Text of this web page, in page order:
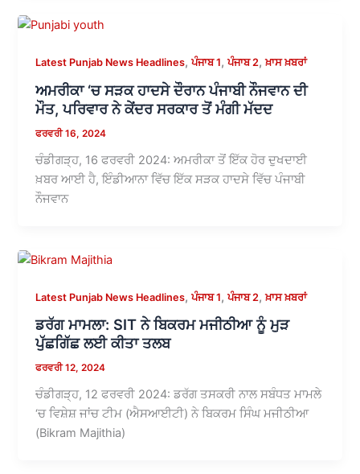
Latest Punjab News Headlines,ਪੰਜਾਬ 1,ਪੰਜਾਬ 2,ਖ਼ਾਸ ਖ਼ਬਰਾਂ
ਅਮਰੀਕਾ ‘ਚ ਸੜਕ ਹਾਦਸੇ ਦੌਰਾਨ ਪੰਜਾਬੀ ਨੌਜਵਾਨ ਦੀ
ਮੌਤ, ਪਰਿਵਾਰ ਨੇ ਕੇਂਦਰ ਸਰਕਾਰ ਤੋਂ ਮੰਗੀ ਮੱਦਦ
ਫਰਵਰੀ 16, 2024
ਚੰਡੀਗੜ੍ਹ, 16 ਫਰਵਰੀ 2024: ਅਮਰੀਕਾ ਤੋਂ ਇੱਕ ਹੋਰ ਦੁਖਦਾਈ
ਖ਼ਬਰ ਆਈ ਹੈ, ਇੰਡੀਆਨਾ ਵਿੱਚ ਇੱਕ ਸੜਕ ਹਾਦਸੇ ਵਿੱਚ ਪੰਜਾਬੀ
ਨੌਜਵਾਨ
Latest Punjab News Headlines,ਪੰਜਾਬ 1,ਪੰਜਾਬ 2,ਖ਼ਾਸ ਖ਼ਬਰਾਂ
ਡਰੱਗ ਮਾਮਲਾ: SIT ਨੇ ਬਿਕਰਮ ਮਜੀਠੀਆ ਨੂੰ ਮੁੜ
ਪੁੱਛਗਿੱਛ ਲਈ ਕੀਤਾ ਤਲਬ
ਫਰਵਰੀ 12, 2024
ਚੰਡੀਗੜ੍ਹ, 12 ਫਰਵਰੀ 2024: ਡਰੱਗ ਤਸਕਰੀ ਨਾਲ ਸਬੰਧਤ ਮਾਮਲੇ
‘ਚ ਵਿਸ਼ੇਸ਼ ਜਾਂਚ ਟੀਮ (ਐਸਆਈਟੀ) ਨੇ ਬਿਕਰਮ ਸਿੰਘ ਮਜੀਠੀਆ
(Bikram Majithia)